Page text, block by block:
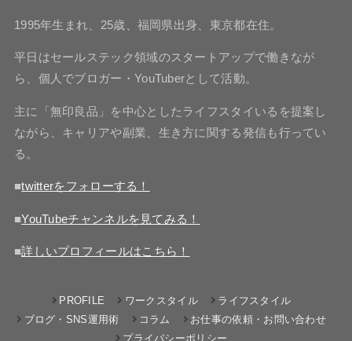
1995年生まれ、25歳、福岡県出身、東京都在住。
平日はセールステック領域のスタートアップで働きなが
ら、個人でブロガー・YouTuberとして活動。
主に「無印良品」を中心としたライフスタイいるを提案し
ながら、キャリアや副業、生き方に関する発信も行ってい
る。
■twitterをフォローする！
■YouTubeチャンネルを見てみる！
■詳しいプロフィールはこちら！
PROFILE ワークスタイル
ライフスタイル
ブログ・SNS運用術
コラム
お仕事の依頼・お問い合わせ
プライバシーポリシー